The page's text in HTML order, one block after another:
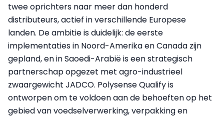
twee oprichters naar meer dan honderd
distributeurs, actief in verschillende Europese
landen. De ambitie is duidelijk: de eerste
implementaties in Noord-Amerika en Canada zijn
gepland, en in Saoedi-Arabië is een strategisch
partnerschap opgezet met agro-industrieel
zwaargewicht JADCO. Polysense Qualify is
ontworpen om te voldoen aan de behoeften op het
gebied van voedselverwerking, verpakking en